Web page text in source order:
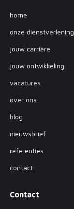
home
onze dienstverlening
jouw carrière
jouw ontwikkeling
vacatures
over ons
blog
nieuwsbrief
referenties
contact
Contact